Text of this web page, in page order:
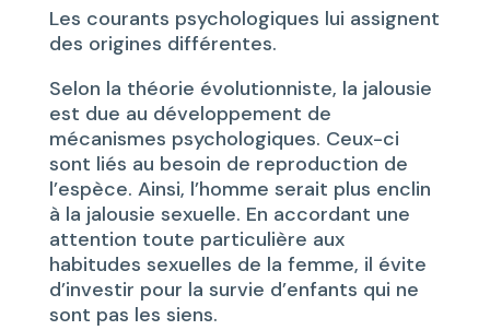
Les courants psychologiques lui assignent
des origines différentes.
Selon la théorie évolutionniste, la jalousie
est due au développement de
mécanismes psychologiques. Ceux-ci
sont liés au besoin de reproduction de
l’espèce. Ainsi, l’homme serait plus enclin
à la jalousie sexuelle. En accordant une
attention toute particulière aux
habitudes sexuelles de la femme, il évite
d’investir pour la survie d’enfants qui ne
sont pas les siens.